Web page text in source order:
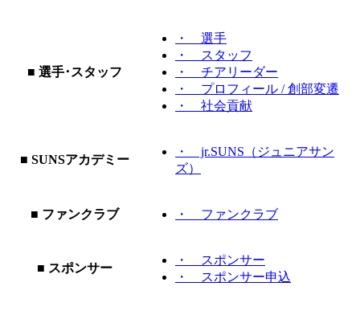
■ 選手･スタッフ
・ 選手
・ スタッフ
・ チアリーダー
・ プロフィール / 創部変遷
・ 社会貢献
■ SUNSアカデミー
・ jr.SUNS（ジュニアサン
ズ）
■ ファンクラブ ・ ファンクラブ
■ スポンサー
・ スポンサー
・ スポンサー申込